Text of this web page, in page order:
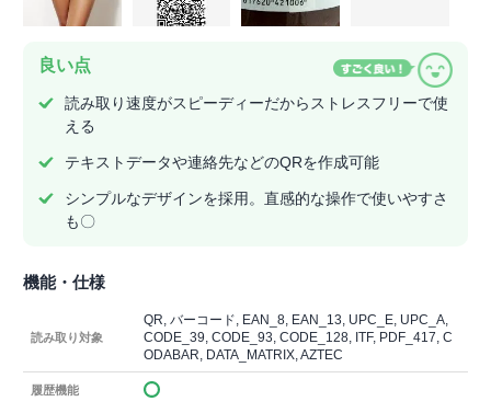
良い点
読み取り速度がスピーディーだからストレスフリーで使
える
テキストデータや連絡先などのQRを作成可能
シンプルなデザインを採用。直感的な操作で使いやすさ
も〇
機能・仕様
読み取り対象
QR, バーコード, EAN_8, EAN_13, UPC_E, UPC_A,
CODE_39, CODE_93, CODE_128, ITF, PDF_417, C
ODABAR, DATA_MATRIX, AZTEC
履歴機能